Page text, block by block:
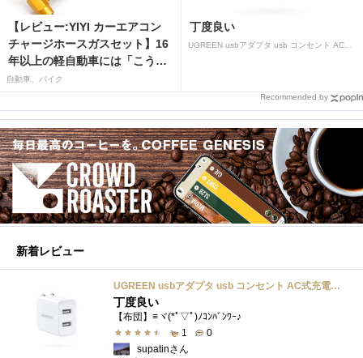
【レビュー:YIYI カーエアコン
チャージホースガスセット】16
年以上の軽自動車には「こうか
はばつぐんだ」が…
自動車、バイク
丁度良い
UGREEN usbアダプタ usb コンセント AC式充電器 3.1A PSE認証済み 折りたたみ式プラグ 2ポート
Recommended by
新着レビュー
UGREEN usbアダプタ usb コンセント AC式充電器 3.1A PSE認証済み 折りたたみ式プラグ 2ポート
丁度良い
【布団】≡ヾ(*ﾟ▽ﾟ)ﾉｺﾝﾊﾞﾝﾜｰ♪
1
0
supatinさん